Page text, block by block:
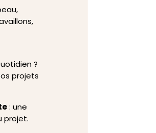
?
projets
: une
projet.